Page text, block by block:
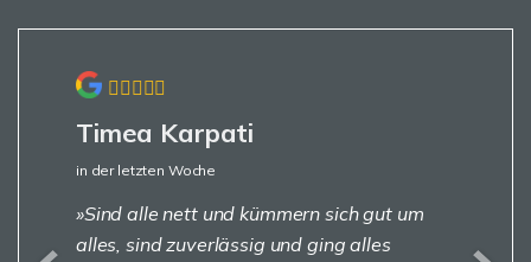
Timea Karpati
in der letzten Woche
Sind alle nett und kümmern sich gut um
alles, sind zuverlässig und ging alles